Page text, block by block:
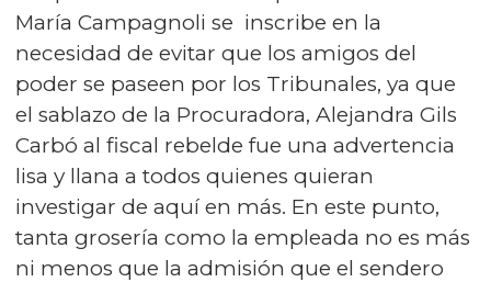
María Campagnoli se inscribe en la
necesidad de evitar que los amigos del
poder se paseen por los Tribunales, ya que
el sablazo de la Procuradora, Alejandra Gils
Carbó al fiscal rebelde fue una advertencia
lisa y llana a todos quienes quieran
investigar de aquí en más. En este punto,
tanta grosería como la empleada no es más
ni menos que la admisión que el sendero